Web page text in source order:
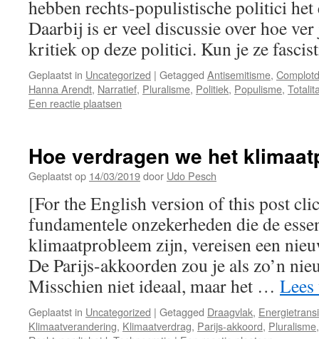
hebben rechts-populistische politici het
Daarbij is er veel discussie over hoe
kritiek op deze politici. Kun je ze
Geplaatst in Uncategorized | Getagged Antisemitisme,
Hanna Arendt, Narratief, Pluralisme, Politiek, Populisme,
Een reactie plaatsen
Hoe verdragen we het
Geplaatst op 14/03/2019door Udo Pesch
[For the English version of this post
fundamentele onzekerheden die de
klimaatprobleem zijn, vereisen een
De Parijs-akkoorden zou je als zo’n
Misschien niet ideaal, maar het …
Geplaatst in Uncategorized | Getagged Draagvlak,
Klimaatverandering, Klimaatverdrag, Parijs-akkoord, Pluralisme